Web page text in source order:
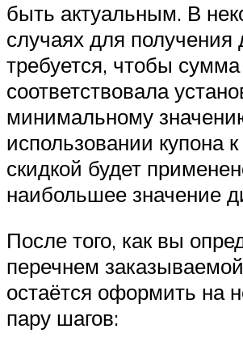
быть актуальным. В
случаях для получения
требуется, чтобы сумма
соответствовала
минимальному
использовании купона
скидкой будет
наибольшее значение
После того, как вы
перечнем
остаётся оформить на
пару шагов: